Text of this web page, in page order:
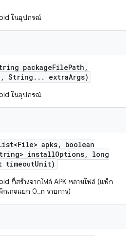
ในอุปกรณ์
packageFilePath ,
, String . . . extraArgs)
ในอุปกรณ์
apks,
boolean
installOptions,
long
timeoutUnit)
ที่สร้างจากไฟล์ APK หลายไฟล์ (แพ็ก
กเกจแยก 0..n รายการ)